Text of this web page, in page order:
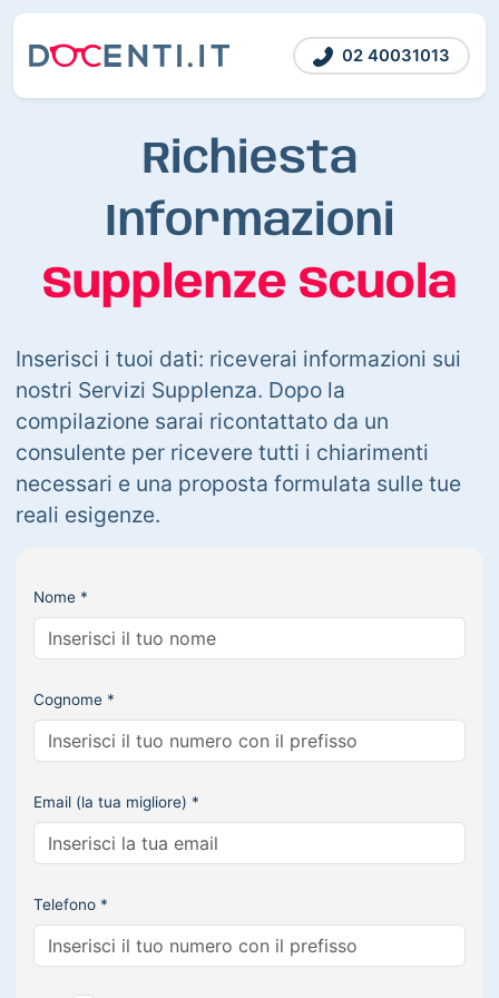
02 40031013
Richiesta
Informazioni
Supplenze Scuola
Inserisci i tuoi dati: riceverai informazioni sui
nostri Servizi Supplenza. Dopo la
compilazione sarai ricontattato da un
consulente per ricevere tutti i chiarimenti
necessari e una proposta formulata sulle tue
reali esigenze.
Nome *
Cognome *
Email (la tua migliore) *
Telefono *